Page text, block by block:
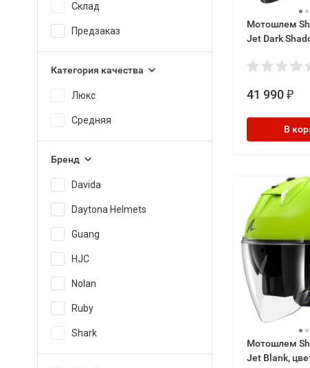
Мотошлем
Jet Dark
41 990 ₽
В
Мотошлем
Jet Blank,
Склад
Предзаказ
Категория качества
Люкс
Средняя
Бренд
Davida
Daytona Helmets
Guang
HJC
Nolan
Ruby
Shark